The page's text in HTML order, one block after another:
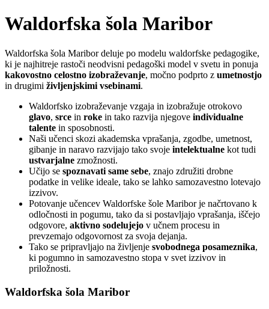
Waldorfska šola Maribor
Waldorfska šola Maribor deluje po modelu waldorfske pedagogike,
ki je najhitreje rastoči neodvisni pedagoški model v svetu in ponuja
kakovostno celostno izobraževanje, močno podprto z umetnostjo
in drugimi življenjskimi vsebinami.
Waldorfsko izobraževanje vzgaja in izobražuje otrokovo
glavo, srce in roke in tako razvija njegove individualne
talente in sposobnosti.
Naši učenci skozi akademska vprašanja, zgodbe, umetnost,
gibanje in naravo razvijajo tako svoje intelektualne kot tudi
ustvarjalne zmožnosti.
Učijo se spoznavati same sebe, znajo združiti drobne
podatke in velike ideale, tako se lahko samozavestno lotevajo
izzivov.
Potovanje učencev Waldorfske šole Maribor je načrtovano k
odločnosti in pogumu, tako da si postavljajo vprašanja, iščejo
odgovore, aktivno sodelujejo v učnem procesu in
prevzemajo odgovornost za svoja dejanja.
Tako se pripravljajo na življenje svobodnega posameznika,
ki pogumno in samozavestno stopa v svet izzivov in
priložnosti.
Waldorfska šola Maribor